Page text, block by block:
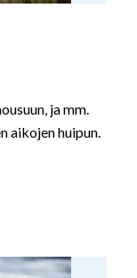
ja mm.
aikojen huipun.